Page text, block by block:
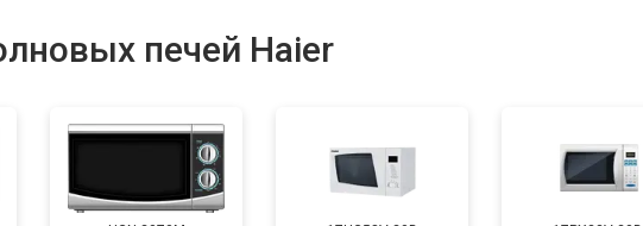
от 80 мин от 2500 ₽
печей Haier